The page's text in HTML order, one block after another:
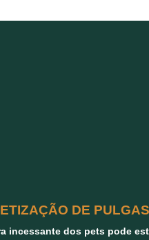
DE PULGAS
incessante dos pets pode